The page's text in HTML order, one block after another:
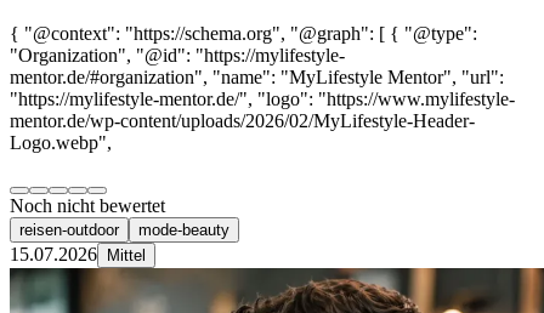
{ "@context": "https://schema.org", "@graph": [ { "@type":
"Organization", "@id": "https://mylifestyle-
mentor.de/#organization", "name": "MyLifestyle Mentor", "url":
"https://mylifestyle-mentor.de/", "logo": "https://www.mylifestyle-
mentor.de/wp-content/uploads/2026/02/MyLifestyle-Header-
Logo.webp",
Noch nicht bewertet
reisen-outdoor mode-beauty
15.07.2026 Mittel